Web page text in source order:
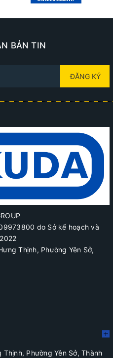
BẢN TIN
ĐĂNG KÝ
do Sở kế hoạch và
Thịnh, Phường Yên Sở,
Phường Yên Sở, Thành